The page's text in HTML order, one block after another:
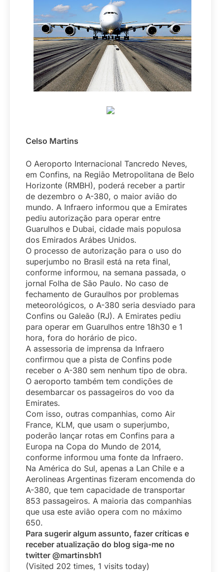
Celso Martins
O Aeroporto Internacional Tancredo Neves,
em Confins, na Região Metropolitana de Belo
Horizonte (RMBH), poderá receber a partir
de dezembro o A-380, o maior avião do
mundo. A Infraero informou que a Emirates
pediu autorização para operar entre
Guarulhos e Dubai, cidade mais populosa
dos Emirados Arábes Unidos.
O processo de autorização para o uso do
superjumbo no Brasil está na reta final,
conforme informou, na semana passada, o
jornal Folha de São Paulo. No caso de
fechamento de Guraulhos por problemas
meteorológicos, o A-380 seria desviado para
Confins ou Galeão (RJ). A Emirates pediu
para operar em Guarulhos entre 18h30 e 1
hora, fora do horário de pico.
A assessoria de imprensa da Infraero
confirmou que a pista de Confins pode
receber o A-380 sem nenhum tipo de obra.
O aeroporto também tem condições de
desembarcar os passageiros do voo da
Emirates.
Com isso, outras companhias, como Air
France, KLM, que usam o superjumbo,
poderão lançar rotas em Confins para a
Europa na Copa do Mundo de 2014,
conforme informou uma fonte da Infraero.
Na América do Sul, apenas a Lan Chile e a
Aerolineas Argentinas fizeram encomenda do
A-380, que tem capacidade de transportar
853 passageiros. A maioria das companhias
que usa este avião opera com no máximo
650.
Para sugerir algum assunto, fazer críticas e
receber atualização do blog siga-me no
twitter @martinsbh1
(Visited 202 times, 1 visits today)